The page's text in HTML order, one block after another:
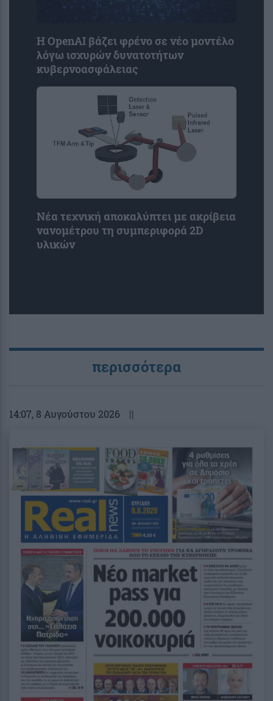
Η OpenAI βάζει φρένο σε νέο μοντέλο
λόγω ισχυρών δυνατοτήτων
κυβερνοασφάλειας
Νέα τεχνική αποκαλύπτει με ακρίβεια
νανομέτρου τη συμπεριφορά 2D
υλικών
περισσότερα
14:07, 8 Αυγούστου 2026 ||